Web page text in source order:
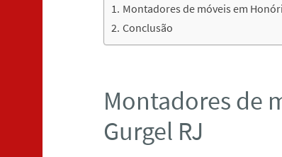
Montadores de móveis em
Conclusão
Montadores de
Gurgel RJ